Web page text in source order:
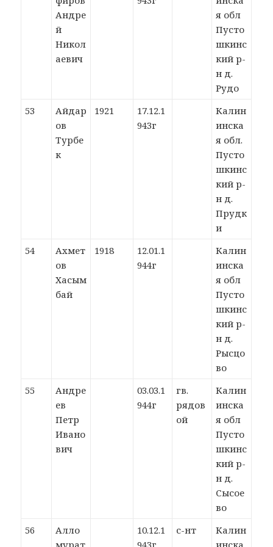
Андре
й
Никол
аевич
я обл
Пусто
шкинс
кий р-
н д.
Рудо
53
Айдар
ов
Турбе
к
1921
17.12.1
943г
Калин
инска
я обл.
Пусто
шкинс
кий р-
н д.
Прудк
и
54
Ахмет
ов
Хасым
бай
1918
12.01.1
944г
Калин
инска
я обл
Пусто
шкинс
кий р-
н д.
Рысцо
во
55
Андре
ев
Петр
Ивано
вич
03.03.1
944г
гв.
рядов
ой
Калин
инска
я обл
Пусто
шкинс
кий р-
н д.
Сысое
во
56
Алло
10.12.1
с-нт
Калин